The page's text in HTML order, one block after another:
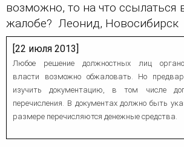
возможно, то на что ссылаться
жалобе? Леонид, Новосибирск
[22 июля 2013]
Любое решение должностных лиц
власти возможно обжаловать. Но
изучить документацию, в том числе
перечисления. В документах должно быть
размере перечисляются денежные средства.